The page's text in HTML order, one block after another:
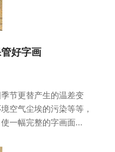
好字画
节更替产生的温差变
空气尘埃的污染等等，
一幅完整的字画面...